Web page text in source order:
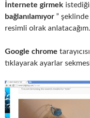
İnternete girmek
bağlanılamıyor ”
resimli olrak anlatacağım.
Google chrome
tıklayarak ayarlar